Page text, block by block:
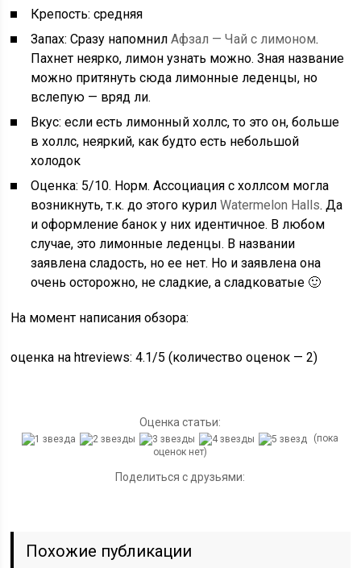
Крепость: средняя
Запах: Сразу напомнилАфзал — Чай с лимоном.
Пахнет неярко, лимон узнать можно. Зная название
можно притянуть сюда лимонные леденцы, но
вслепую — вряд ли.
Вкус: если есть лимонный холлс, то это он, больше
в холлс, неяркий, как будто есть небольшой
холодок
Оценка: 5/10. Норм. Ассоциация с холлсом могла
возникнуть, т.к. до этого курилWatermelon Halls. Да
и оформление банок у них идентичное. В любом
случае, это лимонные леденцы. В названии
заявлена сладость, но ее нет. Но и заявлена она
очень осторожно, не сладкие, а сладковатые 🙂
На момент написания обзора:
оценка на htreviews: 4.1/5 (количество оценок — 2)
Оценка статьи:
(пока
оценок нет)
Поделиться с друзьями:
Похожие публикации